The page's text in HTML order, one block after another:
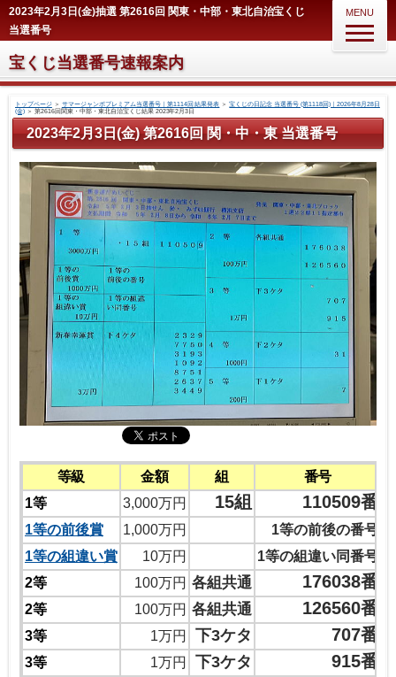
2023年2月3日(金)抽選 第2616回 関東・中部・東北自治宝くじ
当選番号
宝くじ当選番号速報案内
MENU
トップページ＞ サマージャンボプレミアム当選番号｜第1114回 結果発表 ＞宝くじの日記念 当選番号 (第1118回)｜2026年8月28日
(金)＞ 第2616回関東・中部・東北自治宝くじ結果 2023年2月3日
2023年2月3日(金) 第2616回 関・中・東 当選番号
等級 金額 組
番号
1等
3,000万円 15組 110509番
1等の前後賞 1,000万円
1等の前後の番号
1等の組違い賞
10万円
1等の組違い同番号
2等
100万円 各組共通 176038番
2等 100万円 各組共通 126560番
3等 1万円 下3ケタ 707番
3等 1万円 下3ケタ 915番